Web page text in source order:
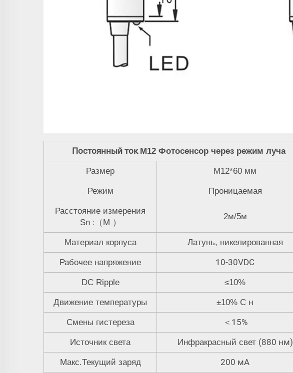
Постоянный ток M12 Фотосенсор через режим луча
Размер M12*60 мм
Режим Проницаемая
Расстояние измерения
Sn : （М ）
2м/5м
Материал корпуса Латунь, никелированная
Рабочее напряжение 10-30VDC
DC Ripple ≤10%
Движение температуры ±10% С н
Смены гистереза ＜ 15%
Источник света Инфракрасный свет (880 нм)
Макс.Текущий заряд 200 мА